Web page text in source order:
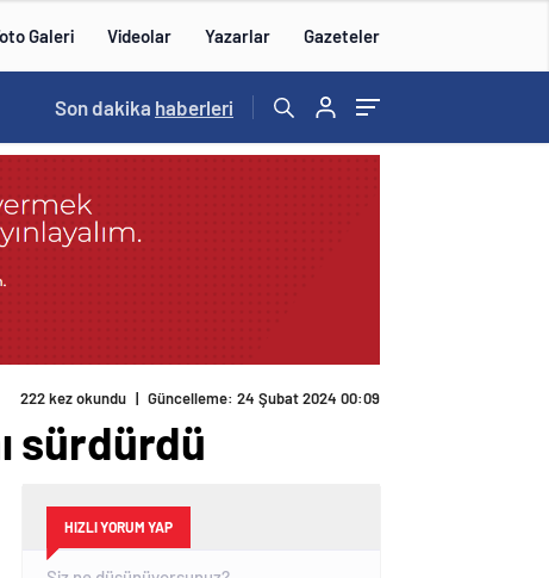
Galeri Videolar Yazarlar Gazeteler
15:20 /
Son dakika haberleri
222 kez okundu | Güncelleme: 24 Şubat 2024 00:09
sürdürdü
HIZLI YORUM YAP